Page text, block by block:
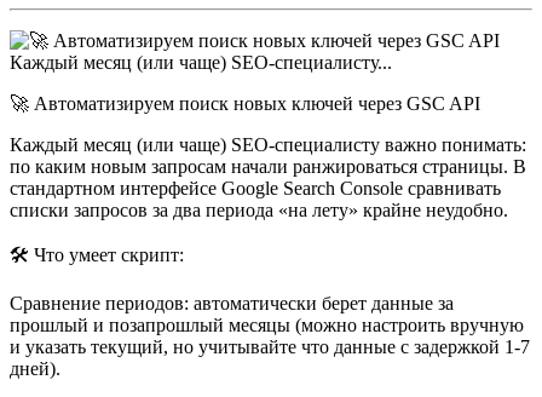
🚀 Автоматизируем поиск новых ключей через GSC API
Каждый месяц (или чаще) SEO-специалисту важно понимать:
по каким новым запросам начали ранжироваться страницы. В
стандартном интерфейсе Google Search Console сравнивать
списки запросов за два периода «на лету» крайне неудобно.
🛠 Что умеет скрипт:
Сравнение периодов: автоматически берет данные за
прошлый и позапрошлый месяцы (можно настроить вручную
и указать текущий, но учитывайте что данные с задержкой 1-7
дней).